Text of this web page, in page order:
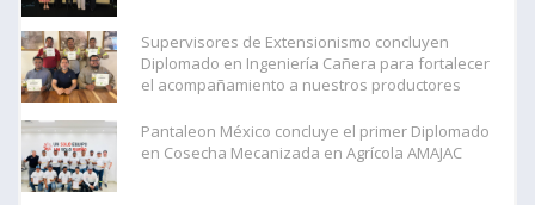
Supervisores de Extensionismo concluyen
Diplomado en Ingeniería Cañera para fortalecer
el acompañamiento a nuestros productores
Pantaleon México concluye el primer Diplomado
en Cosecha Mecanizada en Agrícola AMAJAC